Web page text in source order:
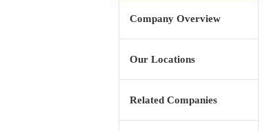
Company Overview
Our Locations
Related Companies